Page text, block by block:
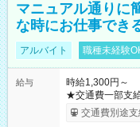
マニュアル通りに
な時にお仕事でき
アルバイト 職種未経験
給与
時給1,300円～
★交通費一部支給 時給1,300円～ ※試験・役割により手当
※勤務回数によ
り！】 希望さ
交通費別途支